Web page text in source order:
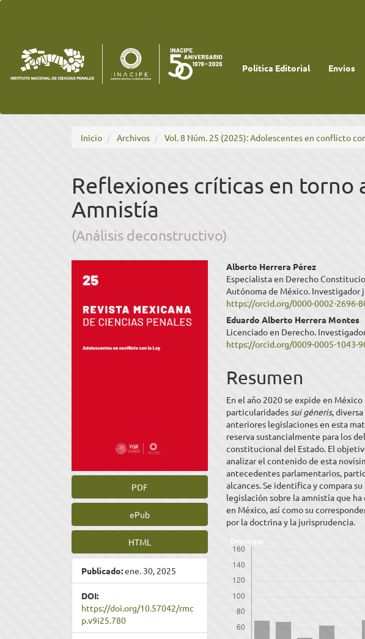
Barra
lateral
Política Editorial Envíos
Inicio Archivos Vol. 8 Núm. 25 (2025): Adolescentes en conflicto
Reflexiones críticas en torno
Amnistía
(Análisis deconstructivo)
Barra
lateral
del
artículo
PDF
ePub
HTML
Publicado:ene. 30, 2025
DOI:
https://doi.org/10.57042/rmc
p.v9i25.780
Contenido
principal
del
artículo
Alberto Herrera Pérez
Especialista en Derecho
Autónoma de México.
https://orcid.org/0000-0002-2696-
Eduardo Alberto Herrera Montes
Licenciado en Derecho.
https://orcid.org/0009-0005-1043-
Resumen
En el año 2020 se expide en
particularidades sui géneris,
anteriores legislaciones en esta
reserva sustancialmente para los
constitucional del Estado. El
analizar el contenido de esta
antecedentes parlamentarios,
alcances. Se identifica y compara
legislación sobre la amnistía que
en México, así como su
por la doctrina y la jurisprudencia.
Descargas